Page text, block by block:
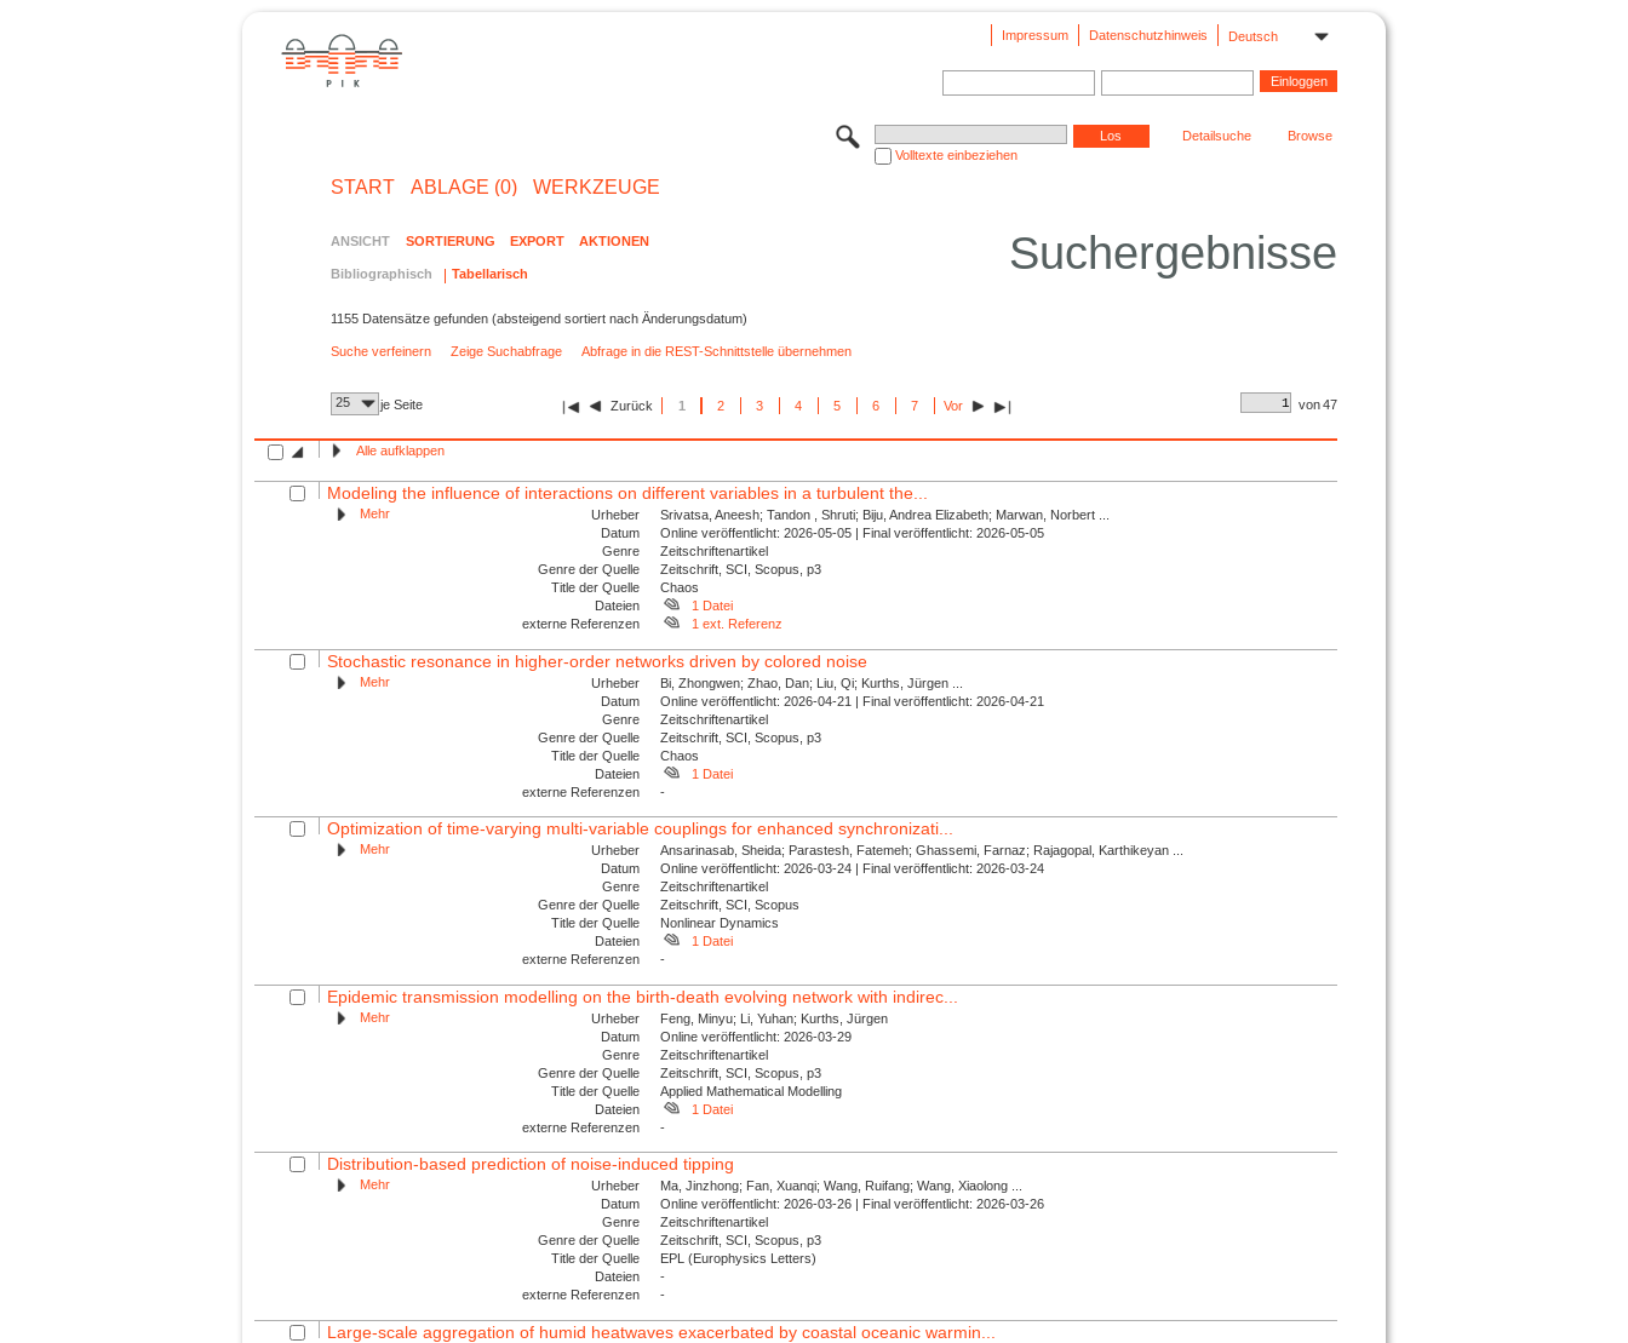
Deutsch
Datenschutzhinweis
Impressum
Volltexte einbeziehen
Detailsuche Browse
START ABLAGE (0) WERKZEUGE
Suchergebnisse
ANSICHT SORTIERUNG EXPORT AKTIONEN
Bibliographisch Tabellarisch
1155 Datensätze gefunden (absteigend sortiert nach Änderungsdatum)
Suche verfeinern Zeige Suchabfrage Abfrage in die REST-Schnittstelle übernehmen
25 je Seite Zurück 1 2 3 4 5 6 7 Vor von 47
Alle aufklappen
Modeling the influence of interactions on different variables in a turbulent the...
Mehr Urheber
Srivatsa, Aneesh; Tandon , Shruti; Biju, Andrea Elizabeth; Marwan, Norbert ...
Datum
Online veröffentlicht: 2026-05-05 | Final veröffentlicht: 2026-05-05
Genre
Zeitschriftenartikel
Genre der Quelle
Zeitschrift, SCI, Scopus, p3
Title der Quelle
Chaos
Dateien
1 Datei
externe Referenzen
1 ext. Referenz
Stochastic resonance in higher-order networks driven by colored noise
Mehr Urheber
Bi, Zhongwen; Zhao, Dan; Liu, Qi; Kurths, Jürgen ...
Datum
Online veröffentlicht: 2026-04-21 | Final veröffentlicht: 2026-04-21
Genre
Zeitschriftenartikel
Genre der Quelle
Zeitschrift, SCI, Scopus, p3
Title der Quelle
Chaos
Dateien
1 Datei
externe Referenzen
-
Optimization of time-varying multi-variable couplings for enhanced synchronizati...
Mehr Urheber
Ansarinasab, Sheida; Parastesh, Fatemeh; Ghassemi, Farnaz; Rajagopal, Karthikeyan ...
Datum
Online veröffentlicht: 2026-03-24 | Final veröffentlicht: 2026-03-24
Genre
Zeitschriftenartikel
Genre der Quelle
Zeitschrift, SCI, Scopus
Title der Quelle
Nonlinear Dynamics
Dateien
1 Datei
externe Referenzen
-
Epidemic transmission modelling on the birth-death evolving network with indirec...
Mehr Urheber
Feng, Minyu; Li, Yuhan; Kurths, Jürgen
Datum
Online veröffentlicht: 2026-03-29
Genre
Zeitschriftenartikel
Genre der Quelle
Zeitschrift, SCI, Scopus, p3
Title der Quelle
Applied Mathematical Modelling
Dateien
1 Datei
externe Referenzen
-
Distribution-based prediction of noise-induced tipping
Mehr Urheber
Ma, Jinzhong; Fan, Xuanqi; Wang, Ruifang; Wang, Xiaolong ...
Datum
Online veröffentlicht: 2026-03-26 | Final veröffentlicht: 2026-03-26
Genre
Zeitschriftenartikel
Genre der Quelle
Zeitschrift, SCI, Scopus, p3
Title der Quelle
EPL (Europhysics Letters)
Dateien
-
externe Referenzen
-
Large-scale aggregation of humid heatwaves exacerbated by coastal oceanic warmin...